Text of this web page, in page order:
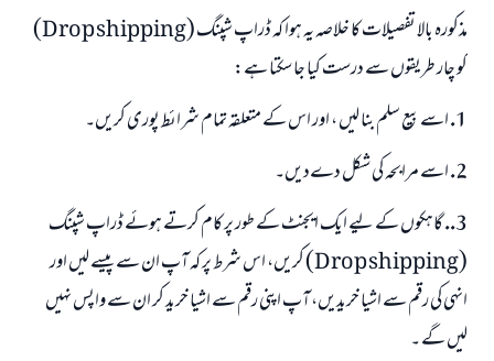
مذکورہ بالا تفصیلات کا خلاصہ یہ ہوا کہ ڈراپ شپنگ (
Dropshipping
)
کو چار طریقوں سے درست کیا جا سکتا ہے:
1. اسے بیع سلم بنا لیں ، اور اس کے متعلقہ تمام شرائط پوری کریں۔
2. اسے مرابحہ کی شکل دےدیں۔
3.. گاہکوں کے لیے ایک ایجنٹ کے طور پر کام کرتے ہوئے ڈراپ شپنگ
(
Dropshipping
) کریں، اس شرط پر کہ آپ ان سے پیسے لیں اور
انہی کی رقم سے اشیا خریدیں، آپ اپنی رقم سے اشیا خرید کر ان سے واپس نہیں
لیں گے ۔